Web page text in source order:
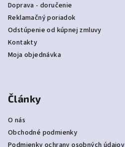
Doprava - doručenie
Reklamačný poriadok
Odstúpenie od kúpnej zmluvy
Kontakty
Moja objednávka
Články
O nás
Obchodné podmienky